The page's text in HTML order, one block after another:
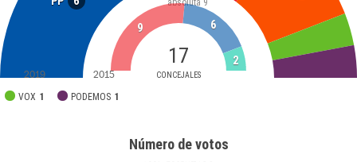
17
CONCEJALES
VOX 1 PODEMOS 1
9 6
2
2019 2015
Número de votos